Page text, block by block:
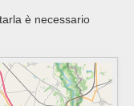
è necessario